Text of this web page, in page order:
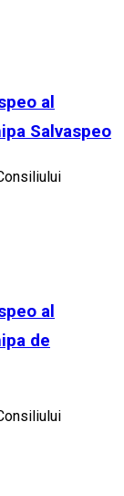
al
Salvaspeo
al
de